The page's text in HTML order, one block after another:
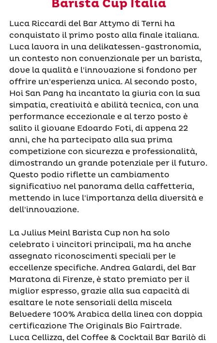
Barista Cup Italia
Luca Riccardi del Bar Attymo di Terni ha
conquistato il primo posto alla finale italiana.
Luca lavora in una delikatessen-gastronomia,
un contesto non convenzionale per un barista,
dove la qualità e l'innovazione si fondono per
offrire un'esperienza unica. Al secondo posto,
Hoi San Pang ha incantato la giuria con la sua
simpatia, creatività e abilità tecnica, con una
performance eccezionale e al terzo posto è
salito il giovane Edoardo Foti, di appena 22
anni, che ha partecipato alla sua prima
competizione con sicurezza e professionalità,
dimostrando un grande potenziale per il futuro.
Questo podio riflette un cambiamento
significativo nel panorama della caffetteria,
mettendo in luce l'importanza della diversità e
dell'innovazione.
La Julius Meinl Barista Cup non ha solo
celebrato i vincitori principali, ma ha anche
assegnato riconoscimenti speciali per le
eccellenze specifiche. Andrea Galardi, del Bar
Maratona di Firenze, è stato premiato per il
miglior espresso, grazie alla sua capacità di
esaltare le note sensoriali della miscela
Belvedere 100% Arabica della linea con doppia
certificazione The Originals Bio Fairtrade.
Luca Cellizza, del Coffee & Cocktail Bar Barilò di